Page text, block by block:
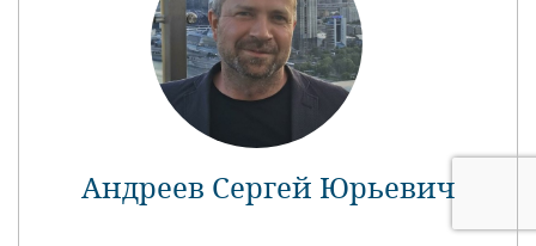
Андреев Сергей Юрьевич